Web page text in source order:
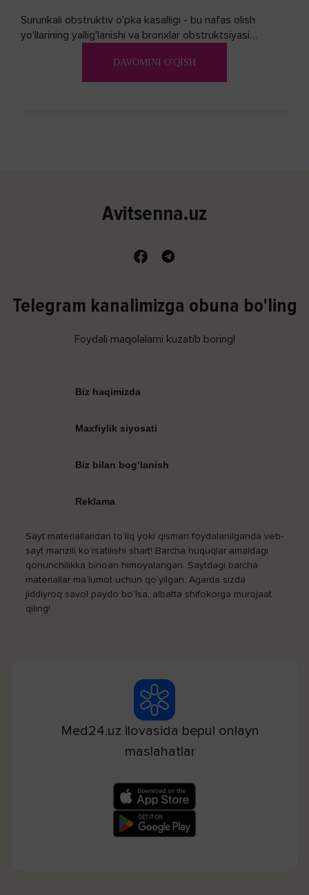
Surunkali obstruktiv o'pka kasalligi - bu nafas olish
yo'llarining yallig'lanishi va bronxlar obstruktsiyasi
DAVOMINI O'QISH
Avitsenna.uz
Telegram kanalimizga obuna bo'ling
Foydali maqolalarni kuzatib boring!
Biz haqimizda
Maxfiylik siyosati
Biz bilan bog‘lanish
Reklama
Sayt materiallaridan to‘liq yoki qisman foydalanilganda veb-
sayt manzili ko‘rsatilishi shart! Barcha huquqlar amaldagi
qonunchilikka binoan himoyalangan. Saytdagi barcha
materiallar ma’lumot uchun qo‘yilgan. Agarda sizda
jiddiyroq savol paydo bo‘lsa, albatta shifokorga murojaat
qiling!
Med24.uz ilovasida bepul onlayn
maslahatlar